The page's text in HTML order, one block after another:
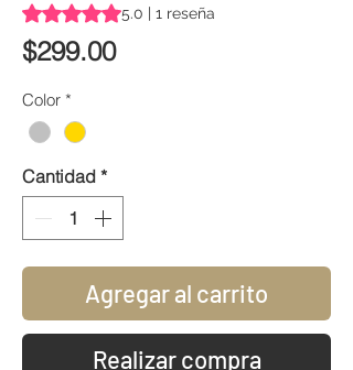
Según 1 reseña, la calificación es de 5.0
5.0 | 1 reseña
$299.00Precio
Color *
Cantidad *
Agregar al carrito
Realizar compra